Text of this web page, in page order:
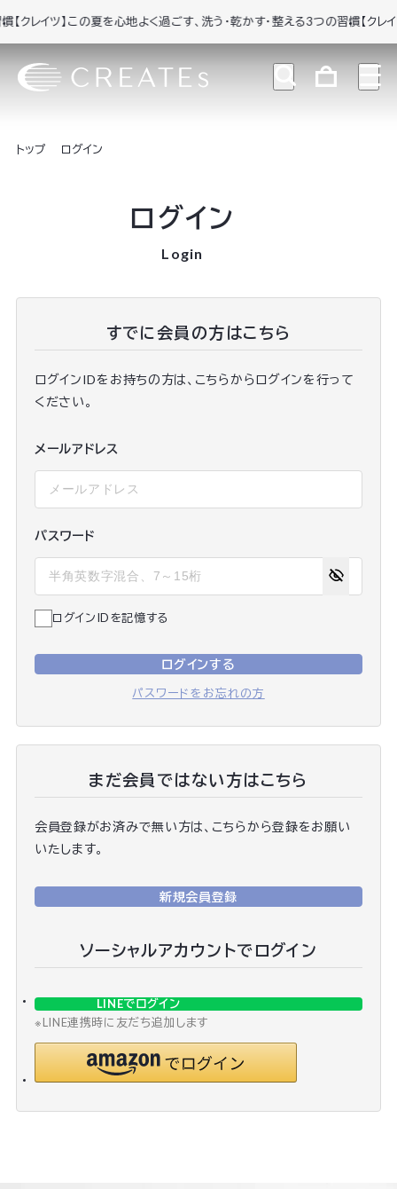
レイツ】この夏を心地よく過ごす、洗う・乾かす・整える3つの習慣【クレイツ
トップ ログイン
ログイン
Login
すでに会員の方はこちら
ログインIDをお持ちの方は、こちらからログインを行って
ください。
メールアドレス
パスワード
ログインIDを記憶する
ログインする
パスワードをお忘れの方
まだ会員ではない方はこちら
会員登録がお済みで無い方は、こちらから登録をお願い
いたします。
新規会員登録
ソーシャルアカウントでログイン
LINEでログイン
※LINE連携時に友だち追加します